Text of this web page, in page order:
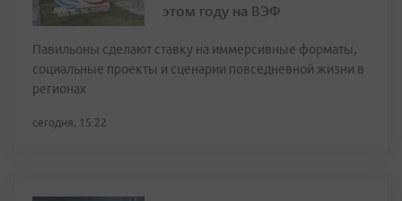
этом году на ВЭФ
Павильоны сделают ставку на иммерсивные форматы,
социальные проекты и сценарии повседневной жизни в
регионах
сегодня, 15:22